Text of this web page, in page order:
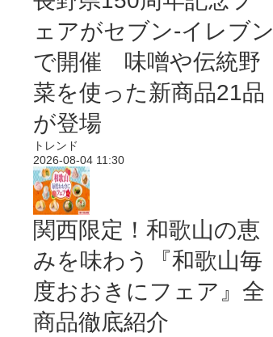
ェアがセブン-イレブン
で開催 味噌や伝統野
菜を使った新商品21品
が登場
トレンド
2026-08-04 11:30
関西限定！和歌山の恵
みを味わう『和歌山毎
度おおきにフェア』全
商品徹底紹介